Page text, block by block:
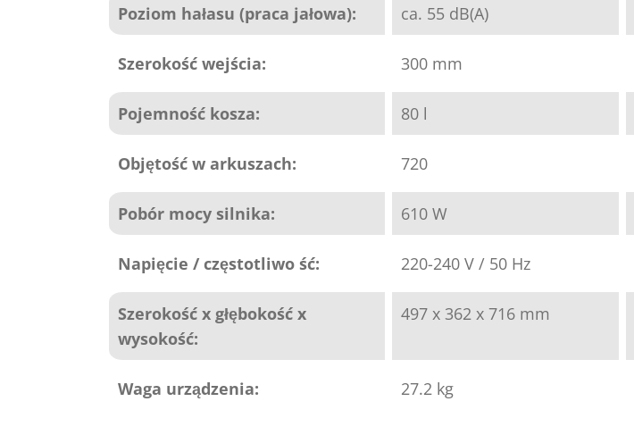
Poziom hałasu (praca jałowa): ca. 55 dB(A)
Szerokość wejścia: 300 mm
Pojemność kosza: 80 l
Objętość w arkuszach: 720
Pobór mocy silnika: 610 W
Napięcie / częstotliwo ść: 220-240 V / 50 Hz
Szerokość x głębokość x
wysokość:
497 x 362 x 716 mm
Waga urządzenia: 27.2 kg